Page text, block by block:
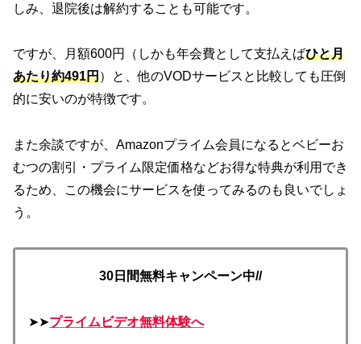
しみ、退院後は解約することも可能です。
ですが、月額600円（しかも年会費として支払えばひと月
あたり約491円）と、他のVODサービスと比較しても圧倒
的に安いのが特徴です。
また余談ですが、Amazonプライム会員になるとベビーお
むつの割引・プライム限定価格などお得な特典が利用でき
るため、この機会にサービスを使ってみるのも良いでしょ
う。
30日間無料キャンペーン中//
➤➤プライムビデオ無料体験へ